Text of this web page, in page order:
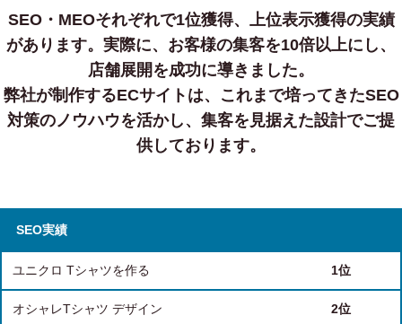
SEO・MEOそれぞれで1位獲得、上位表示獲得の実績
があります。 実際に、お客様の集客を10倍以上にし、
店舗展開を成功に導きました。
弊社が制作するECサイトは、これまで培ってきたSEO
対策のノウハウを活かし、集客を見据えた設計でご提
供しております。
SEO実績
ユニクロ Tシャツを作る 1位
オシャレTシャツ デザイン 2位